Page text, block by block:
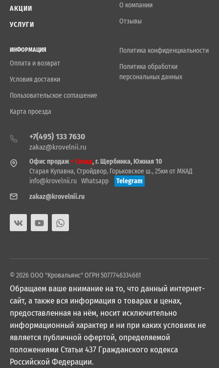
АКЦИИ
УСЛУГИ
О компании
Отзывы
ИНФОРМАЦИЯ
Оплата и возврат
Условия доставки
Пользовательское соглашение
Карта проезда
Политика конфиденциальности
Политика обработки
персональных данных
+7(495) 133 7630
zakaz@krovelnii.ru
Офис продаж+ Склад, г. Щербинка, Южная 10
Старая Купавна, Стройдвор, Горьковское ш., 25км от МКАД
info@krovelnii.ru Whatsapp
Telegram
zakaz@krovelnii.ru
© 2026 ООО "Кровальянс" ОГРН 5077746334661
Обращаем ваше внимание на то, что данный интернет-
сайт, а также вся информация о товарах и ценах,
предоставленная на нём, носит исключительно
информационный характер и ни при каких условиях не
является публичной офертой, определяемой
положениями Статьи 437 Гражданского кодекса
Российской Федерации.